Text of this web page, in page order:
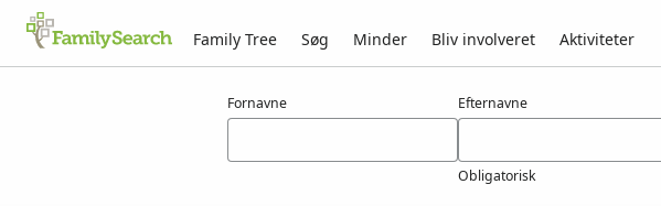
Family Tree Søg Minder Bliv involveret Aktiviteter
Fornavne Efternavne
Obligatorisk